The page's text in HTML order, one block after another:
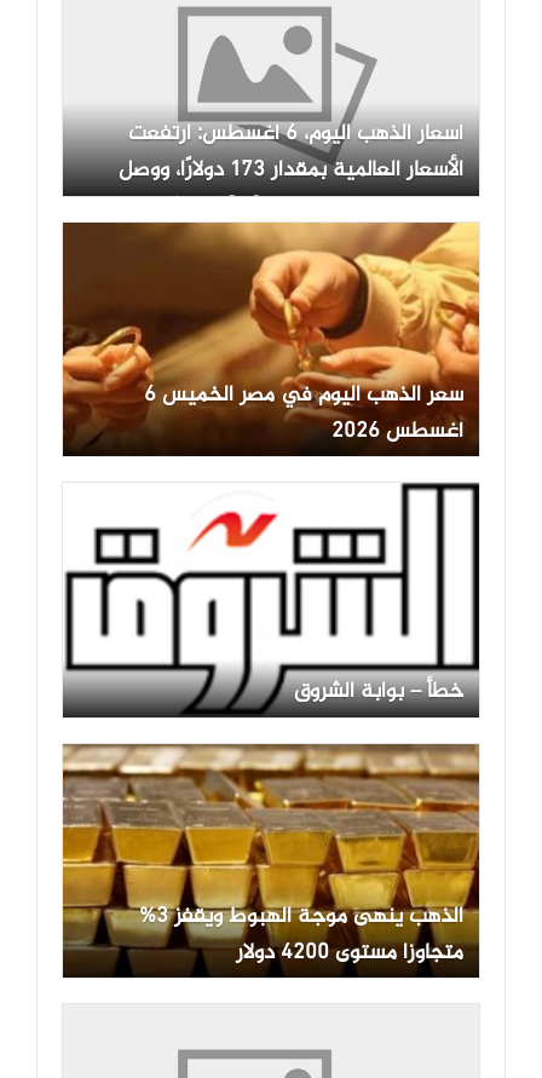
أسعار الذهب اليوم، 6 أغسطس: ارتفعت
الأسعار العالمية بمقدار 173 دولارًا، ووصل
سعر الذهب في بورصة SJC إلى 141.8
مليون دونغ فيتنامي.
سعر الذهب اليوم في مصر الخميس 6
أغسطس 2026
خطأ – بوابة الشروق
الذهب ينهى موجة الهبوط ويقفز 3%
متجاوزا مستوى 4200 دولار